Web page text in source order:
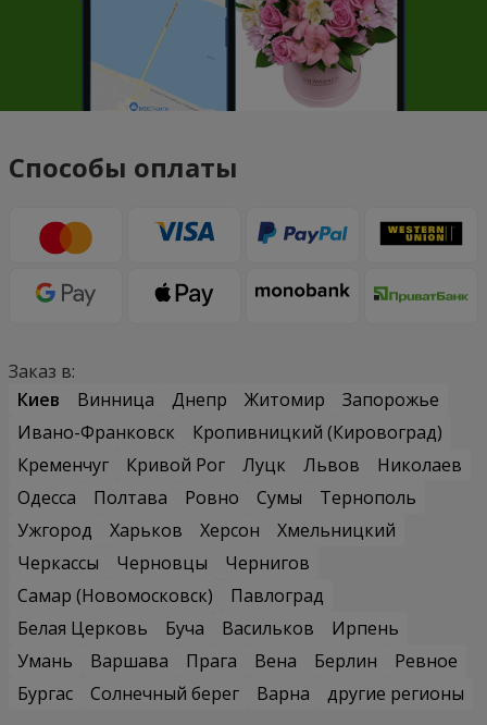
Способы оплаты
Заказ в:
Киев
Винница Днепр Житомир
Запорожье
Ивано-Франковск
Кропивницкий (Кировоград)
Кременчуг
Кривой Рог Луцк Львов
Николаев
Одесса
Полтава Ровно Сумы
Тернополь
Ужгород
Харьков Херсон
Хмельницкий
Черкассы
Черновцы
Чернигов
Самар (Новомосковск)
Павлоград
Белая Церковь
Буча Васильков
Ирпень
Умань
Варшава Прага Вена Берлин
Ревное
Бургас
Солнечный берег Варна
другие регионы